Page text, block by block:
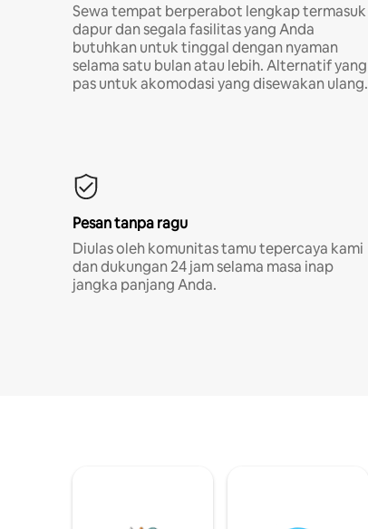
Sewa tempat berperabot lengkap termasuk
dapur dan segala fasilitas yang Anda
butuhkan untuk tinggal dengan nyaman
selama satu bulan atau lebih. Alternatif yang
pas untuk akomodasi yang disewakan ulang.
Pesan tanpa ragu
Diulas oleh komunitas tamu tepercaya kami
dan dukungan 24 jam selama masa inap
jangka panjang Anda.